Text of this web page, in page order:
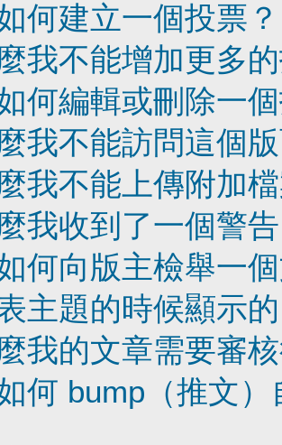
何建立一個投票？
我不能增加更多
何編輯或刪除一
我不能訪問這個
我不能上傳附加
我收到了一個警
何向版主檢舉一
主題的時候顯示
我的文章需要審
何 bump（推文